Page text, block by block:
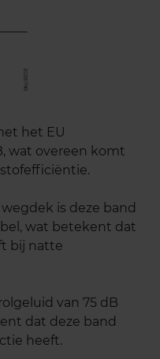
het EU
wat overeen komt
is deze band
wat betekent dat
bij natte
van 75 dB
dat deze band
heeft.